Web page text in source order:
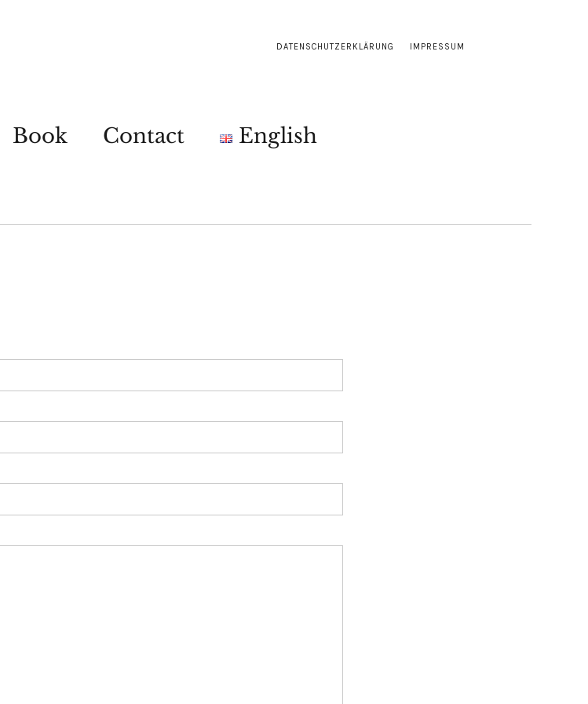
DATENSCHUTZERKLÄRUNG IMPRESSUM
Book Contact English